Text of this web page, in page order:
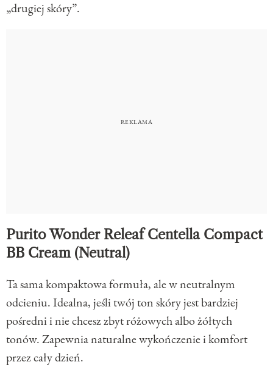
„drugiej skóry”.
Purito Wonder Releaf Centella Compact
BB Cream (Neutral)
Ta sama kompaktowa formuła, ale w neutralnym
odcieniu. Idealna, jeśli twój ton skóry jest bardziej
pośredni i nie chcesz zbyt różowych albo żółtych
tonów. Zapewnia naturalne wykończenie i komfort
przez cały dzień.